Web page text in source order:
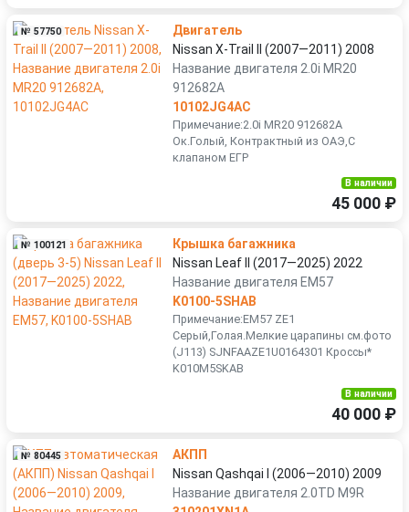
№ 57750
Двигатель
Nissan X-Trail II (2007—2011) 2008
Название двигателя 2.0i MR20
912682A
10102JG4AC
Примечание:2.0i MR20 912682A
Ок.Голый, Контрактный из ОАЭ,С
клапаном ЕГР
В наличии
45 000 ₽
№ 100121
Крышка багажника
Nissan Leaf II (2017—2025) 2022
Название двигателя EM57
K0100-5SHAB
Примечание:EM57 ZE1
Серый,Голая.Мелкие царапины см.фото
(J113) SJNFAAZE1U0164301 Кроссы*
K010M5SKAB
В наличии
40 000 ₽
№ 80445
АКПП
Nissan Qashqai I (2006—2010) 2009
Название двигателя 2.0TD M9R